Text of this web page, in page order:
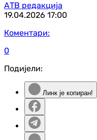
АТВ редакција
19.04.2026 17:00
Коментари:
0
Подијели:
Линк је копиран!